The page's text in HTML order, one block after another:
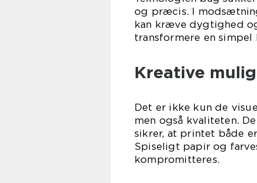
og præcis. I
kan kræve dygtighed
transformere en
Kreative
Det er ikke kun de
men også kvaliteten.
sikrer, at printet både
Spiseligt papir og
kompromitteres.